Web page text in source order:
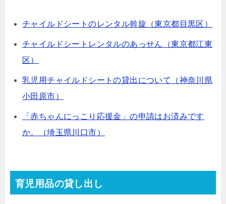
チャイルドシートのレンタル斡旋（東京都目黒区）
チャイルドシートレンタルのあっせん（東京都江東
区）
乳児用チャイルドシートの貸出について（神奈川県
小田原市）
「赤ちゃんにっこり応援金」の申請はお済みです
か。（埼玉県川口市）
育児用品の貸し出し